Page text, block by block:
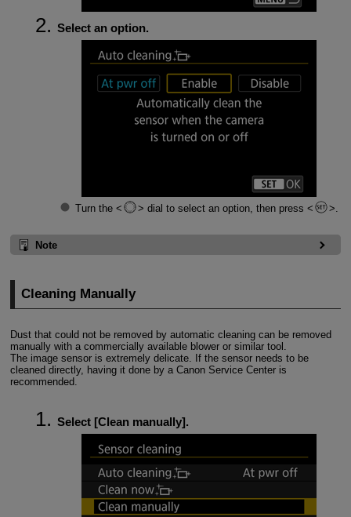
Select an option.
Turn the dial to select an option, then press .
Note
Cleaning Manually
Dust that could not be removed by automatic cleaning can be removed
manually with a commercially available blower or similar tool.
The image sensor is extremely delicate. If the sensor needs to be
cleaned directly, having it done by a Canon Service Center is
recommended.
Select [Clean manually].